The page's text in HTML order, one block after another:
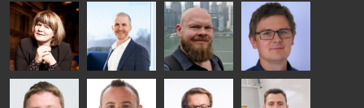
Kalle
Kaijanen
Kuusela
GLASTON
Jukka
Immonen
HEAT
TREATMENT
SOLUTIONS
- GLASTON
AgnetaS
COMMUNICATIONS
- GLASTON
Anna
Holmqvist
Robert
Jenks
Pekka
Lyytikainen
Gennadi
Schadrin